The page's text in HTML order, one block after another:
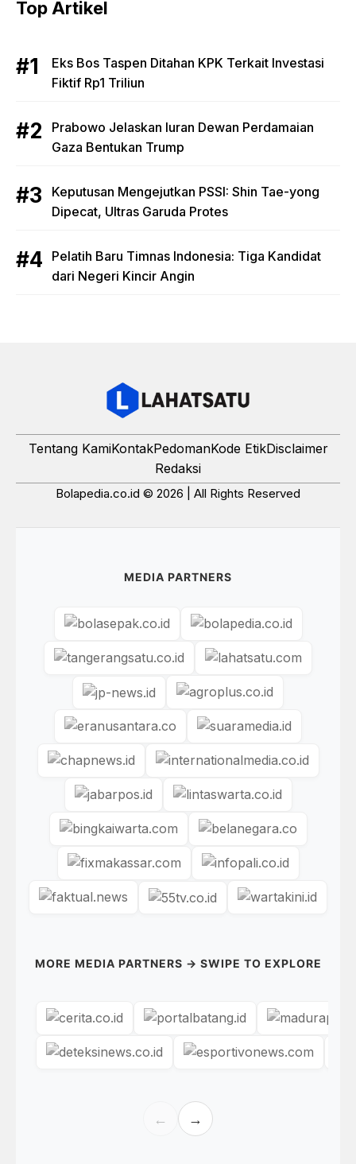
Top Artikel
Eks Bos Taspen Ditahan KPK Terkait Investasi
Fiktif Rp1 Triliun
Prabowo Jelaskan Iuran Dewan Perdamaian
Gaza Bentukan Trump
Keputusan Mengejutkan PSSI: Shin Tae-yong
Dipecat, Ultras Garuda Protes
Pelatih Baru Timnas Indonesia: Tiga Kandidat
dari Negeri Kincir Angin
Tentang KamiKontakPedomanKode EtikDisclaimer
Redaksi
Bolapedia.co.id © 2026 | All Rights Reserved
MEDIA PARTNERS
MORE MEDIA PARTNERS → SWIPE TO EXPLORE
← →